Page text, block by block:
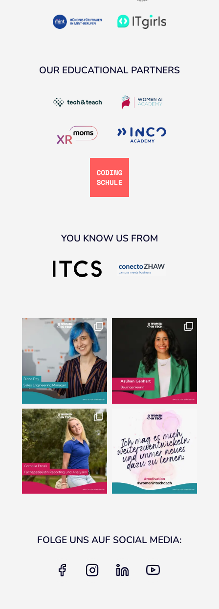
OUR EDUCATIONAL PARTNERS
YOU KNOW US FROM
FOLGE UNS AUF SOCIAL MEDIA:
facebook instagram